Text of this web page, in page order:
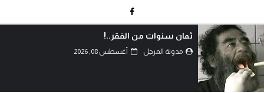
ثمان سنوات من الفقر..!
مدونة المرجل أغسطس 08, 2026